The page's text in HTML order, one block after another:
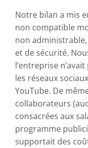
Notre bilan a mis
non compatible
non
et de sécurité.
l’entreprise
les réseaux
YouTube. De
collaborateurs
consacrées aux
programme
supportait des